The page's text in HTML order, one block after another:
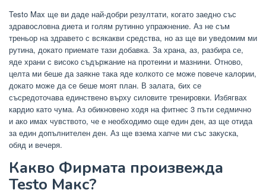
Testo Max ще ви даде най-добри резултати, когато заедно със
здравословна диета и голям рутинно упражнение. Аз не съм
треньор на здравето с всякакви средства, но аз ще ви уведомим ми
рутина, докато приемате тази добавка. За храна, аз, разбира се,
яде храни с високо съдържание на протеини и мазнини. Отново,
целта ми беше да заякне така яде колкото се може повече калории,
докато може да се беше моят план. В залата, бих се
съсредоточава единствено върху силовите тренировки. Избягвах
кардио като чума. Аз обикновено ходя на фитнес 3 пъти седмично
и ако имах чувството, че е необходимо още един ден, аз ще отида
за един допълнителен ден. Аз ще взема хапче ми със закуска,
обяд и вечеря.
Какво Фирмата произвежда
Testo Макс?